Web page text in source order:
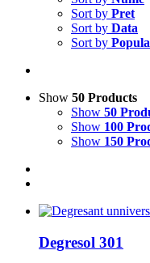
Sort by Pret
Sort by Data
Sort by
Show 50 Products
Show 50
Show 100
Show 150
Degresol 301